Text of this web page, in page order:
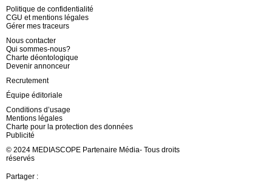
Politique de confidentialité
CGU et mentions légales
Gérer mes traceurs
Nous contacter
Qui sommes-nous?
Charte déontologique
Devenir annonceur
Recrutement
Équipe éditoriale
Conditions d’usage
Mentions légales
Charte pour la protection des données
Publicité
© 2024 MEDIASCOPE Partenaire Média- Tous droits
réservés
Partager :